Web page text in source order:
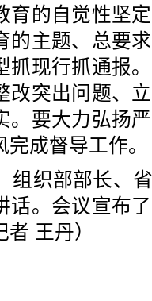
育的自觉性坚
的主题、总要
抓现行抓通报
改突出问题、
。要大力弘扬
成督导工作。
组织部部长、
话。会议宣布
者 王丹）